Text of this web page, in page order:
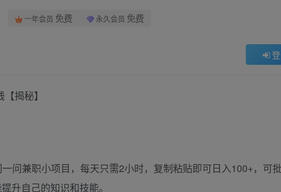
一年会员 免费 永久会员 免费
揭秘】
问兼职小项目，每天只需2小时，复制粘贴即可日入100+，可
升自己的知识和技能。